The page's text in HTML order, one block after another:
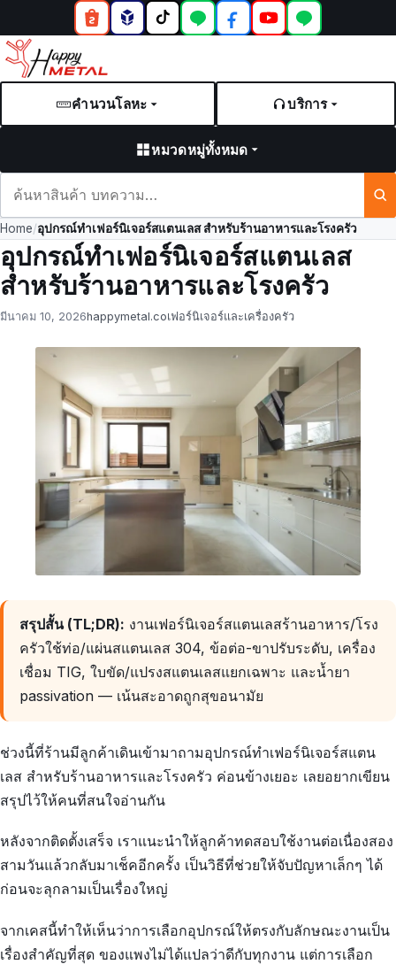
คำนวนโลหะ บริการ
หมวดหมู่ทั้งหมด
และ
บทความ
Home/อุปกรณ์ทำเฟอร์นิเจอร์สแตนเลส สำหรับร้านอาหารและโรงครัว
อุปกรณ์ทำเฟอร์นิเจอร์สแตนเลส
สำหรับร้านอาหารและโรงครัว
Posted
มีนาคม 10, 2026by
happymetal.coin
เฟอร์นิเจอร์และเครื่องครัว
สรุปสั้น (TL;DR): งานเฟอร์นิเจอร์สแตนเลสร้านอาหาร/โรง
ครัวใช้ท่อ/แผ่นสแตนเลส 304, ข้อต่อ-ขาปรับระดับ, เครื่อง
เชื่อม TIG, ใบขัด/แปรงสแตนเลสแยกเฉพาะ และน้ำยา
passivation — เน้นสะอาดถูกสุขอนามัย
ช่วงนี้ที่ร้านมีลูกค้าเดินเข้ามาถามอุปกรณ์ทำเฟอร์นิเจอร์สแตน
เลส สำหรับร้านอาหารและโรงครัว ค่อนข้างเยอะ เลยอยากเขียน
สรุปไว้ให้คนที่สนใจอ่านกัน
หลังจากติดตั้งเสร็จ เราแนะนำให้ลูกค้าทดสอบใช้งานต่อเนื่องสอง
สามวันแล้วกลับมาเช็คอีกครั้ง เป็นวิธีที่ช่วยให้จับปัญหาเล็กๆ ได้
ก่อนจะลุกลามเป็นเรื่องใหญ่
จากเคสนี้ทำให้เห็นว่าการเลือกอุปกรณ์ให้ตรงกับลักษณะงานเป็น
เรื่องสำคัญที่สุด ของแพงไม่ได้แปลว่าดีกับทุกงาน แต่การเลือก